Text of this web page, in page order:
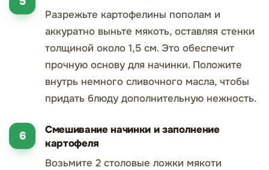
Разрежьте картофелины пополам и
аккуратно выньте мякоть, оставляя стенки
толщиной около 1,5 см. Это обеспечит
прочную основу для начинки. Положите
внутрь немного сливочного масла, чтобы
придать блюду дополнительную нежность.
Смешивание начинки и заполнение
картофеля
Возьмите 2 столовые ложки мякоти